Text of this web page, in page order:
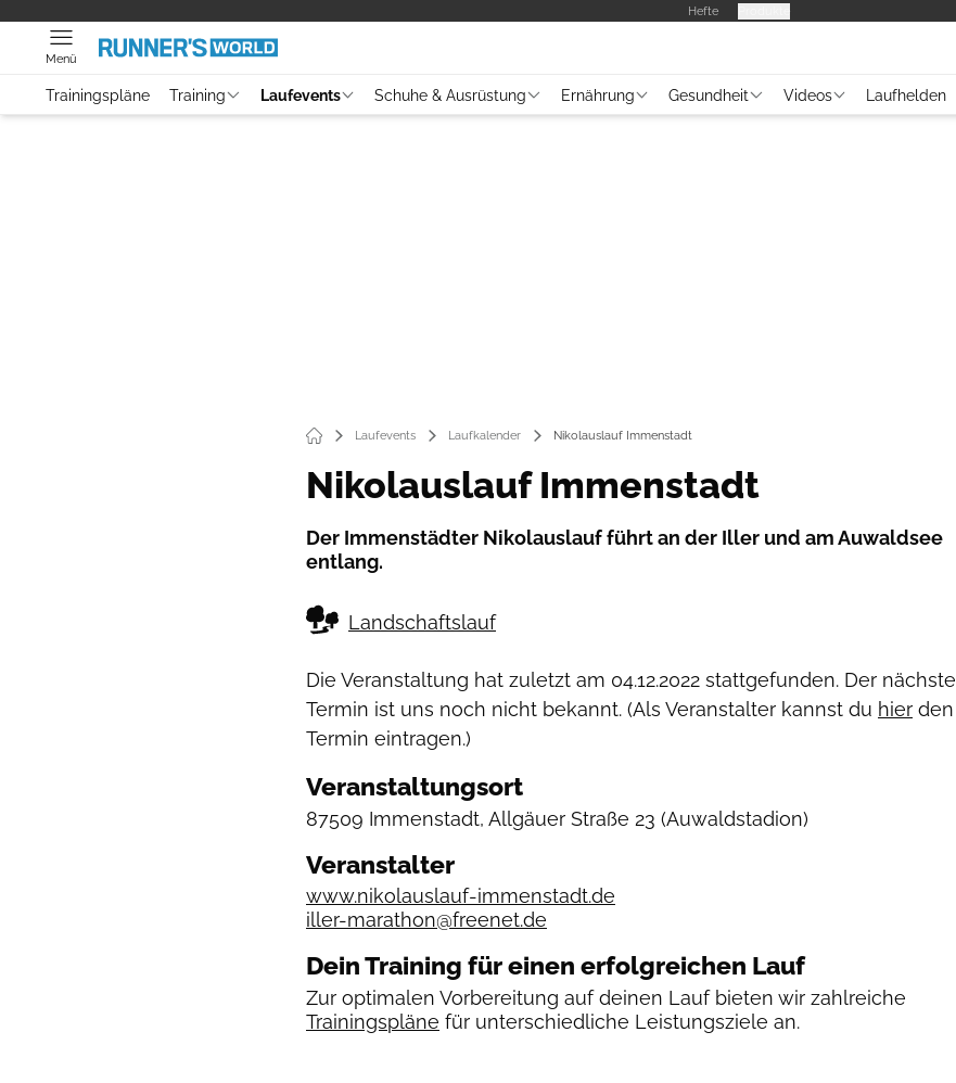
Hefte
Menü
Trainingspläne Training Laufevents Schuhe & Ausrüstung Ernährung Gesundheit Videos Laufhelden
Laufevents Laufkalender Nikolauslauf Immenstadt
Nikolauslauf Immenstadt
Der Immenstädter Nikolauslauf führt an der Iller und am Auwaldsee
entlang.
Landschaftslauf
Die Veranstaltung hat zuletzt am 04.12.2022 stattgefunden. Der nächste
Termin ist uns noch nicht bekannt. (Als Veranstalter kannst du hier den
Termin eintragen.)
Veranstaltungsort
87509 Immenstadt, Allgäuer Straße 23 (Auwaldstadion)
Veranstalter
www.nikolauslauf-immenstadt.de
iller-marathon@freenet.de
Dein Training für einen erfolgreichen Lauf
Zur optimalen Vorbereitung auf deinen Lauf bieten wir zahlreiche
Trainingspläne für unterschiedliche Leistungsziele an.